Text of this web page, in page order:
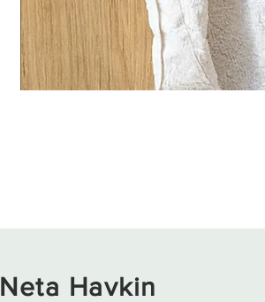
Neta Havkin